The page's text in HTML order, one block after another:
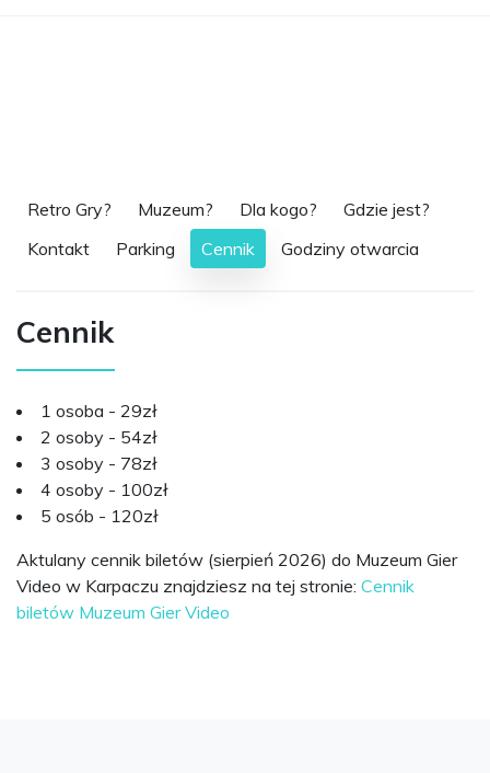
Retro Gry? Muzeum? Dla kogo?
Gdzie jest?
Kontakt
Parking Cennik Godziny otwarcia
Cennik
1 osoba - 29zł
2 osoby - 54zł
3 osoby - 78zł
4 osoby - 100zł
5 osób - 120zł
Aktulany cennik biletów (sierpień 2026) do Muzeum Gier
Video w Karpaczu znajdziesz na tej stronie: Cennik
biletów Muzeum Gier Video